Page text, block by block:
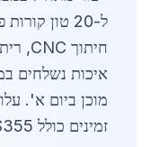
ל-20 טון
איכות נשלחים
מוכן ביום א'.
זמינים כולל S355 ו-S275.